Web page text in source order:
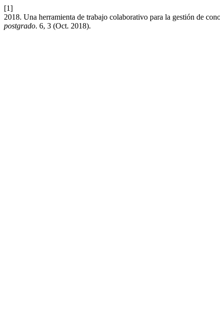
[1]
2018. Una herramienta de trabajo colaborativo para la gestión de
postgrado. 6, 3 (Oct. 2018).